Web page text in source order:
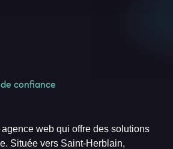
confiance
Sites Internet sur
agence web qui offre des solutions
Située vers Saint-Herblain,